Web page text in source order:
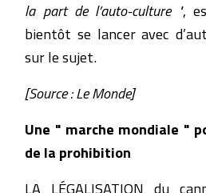
la part de l’auto-culture ",
bientôt se lancer avec
sur le sujet.
[Source : Le Monde]
Une " marche mondiale "
de la prohibition
LA LÉGALISATION du